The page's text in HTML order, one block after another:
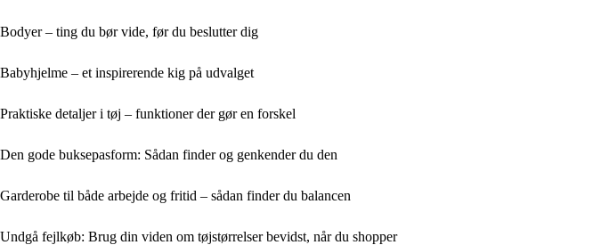
Bodyer – ting du bør vide, før du beslutter dig
Babyhjelme – et inspirerende kig på udvalget
Praktiske detaljer i tøj – funktioner der gør en forskel
Den gode buksepasform: Sådan finder og genkender du den
Garderobe til både arbejde og fritid – sådan finder du balancen
Undgå fejlkøb: Brug din viden om tøjstørrelser bevidst, når du shopper